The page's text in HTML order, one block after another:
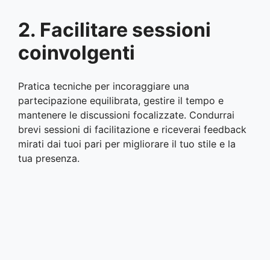
2. Facilitare sessioni
coinvolgenti
Pratica tecniche per incoraggiare una
partecipazione equilibrata, gestire il tempo e
mantenere le discussioni focalizzate. Condurrai
brevi sessioni di facilitazione e riceverai feedback
mirati dai tuoi pari per migliorare il tuo stile e la
tua presenza.